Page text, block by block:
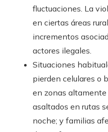
fluctuaciones. La
en ciertas áreas
incrementos
actores ilegales.
Situaciones
pierden celulares o
en zonas
asaltados en rutas
noche; y familias